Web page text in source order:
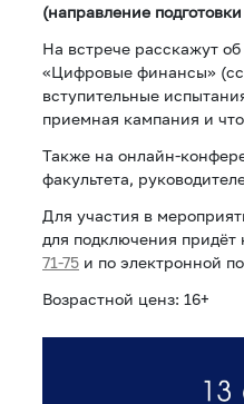
(направление
На встрече расскажут
«Цифровые финансы»
вступительные
приемная кампания и
Также на онлайн-
факультета,
Для участия в
для подключения
71-75 и по электронной
Возрастной ценз: 16+